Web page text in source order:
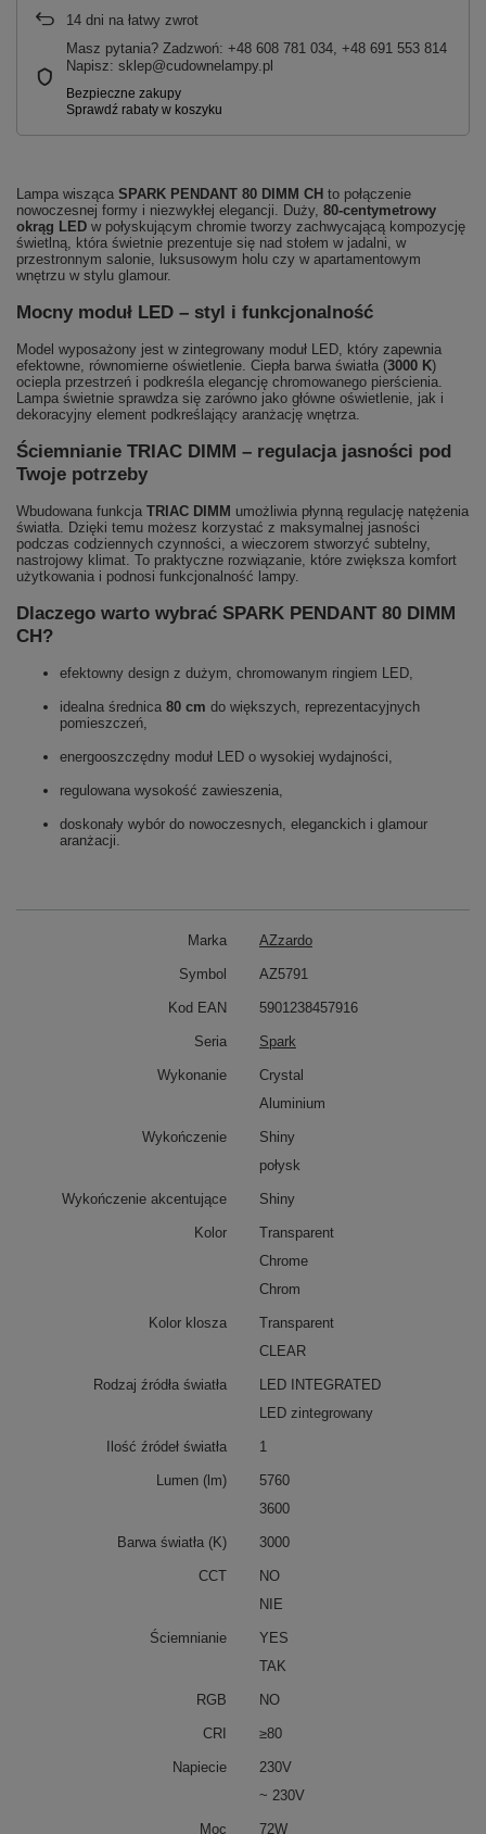
14 dni na łatwy zwrot
Masz pytania? Zadzwoń: +48 608 781 034, +48 691 553 814
Napisz: sklep@cudownelampy.pl
Lampa wisząca SPARK PENDANT 80 DIMM CH to połączenie
nowoczesnej formy i niezwykłej elegancji. Duży, 80-centymetrowy
okrąg LED w połyskującym chromie tworzy zachwycającą kompozycję
świetlną, która świetnie prezentuje się nad stołem w jadalni, w
przestronnym salonie, luksusowym holu czy w apartamentowym
wnętrzu w stylu glamour.
Mocny moduł LED – styl i funkcjonalność
Model wyposażony jest w zintegrowany moduł LED, który zapewnia
efektowne, równomierne oświetlenie. Ciepła barwa światła (3000 K)
ociepla przestrzeń i podkreśla elegancję chromowanego pierścienia.
Lampa świetnie sprawdza się zarówno jako główne oświetlenie, jak i
dekoracyjny element podkreślający aranżację wnętrza.
Ściemnianie TRIAC DIMM – regulacja jasności pod
Twoje potrzeby
Wbudowana funkcja TRIAC DIMM umożliwia płynną regulację natężenia
światła. Dzięki temu możesz korzystać z maksymalnej jasności
podczas codziennych czynności, a wieczorem stworzyć subtelny,
nastrojowy klimat. To praktyczne rozwiązanie, które zwiększa komfort
użytkowania i podnosi funkcjonalność lampy.
Dlaczego warto wybrać SPARK PENDANT 80 DIMM
CH?
efektowny design z dużym, chromowanym ringiem LED,
idealna średnica 80 cm do większych, reprezentacyjnych
pomieszczeń,
energooszczędny moduł LED o wysokiej wydajności,
regulowana wysokość zawieszenia,
doskonały wybór do nowoczesnych, eleganckich i glamour
aranżacji.
Marka AZzardo
Symbol AZ5791
Kod EAN 5901238457916
Seria Spark
Wykonanie
Crystal
Aluminium
Wykończenie
Shiny
połysk
Wykończenie akcentujące Shiny
Kolor
Transparent
Chrome
Chrom
Kolor klosza
Transparent
CLEAR
Rodzaj źródła światła
LED INTEGRATED
LED zintegrowany
Ilość źródeł światła 1
Lumen (lm)
5760
3600
Barwa światła (K) 3000
CCT
NO
NIE
Ściemnianie
YES
TAK
RGB NO
CRI ≥80
Napiecie
230V
~ 230V
Moc 72W